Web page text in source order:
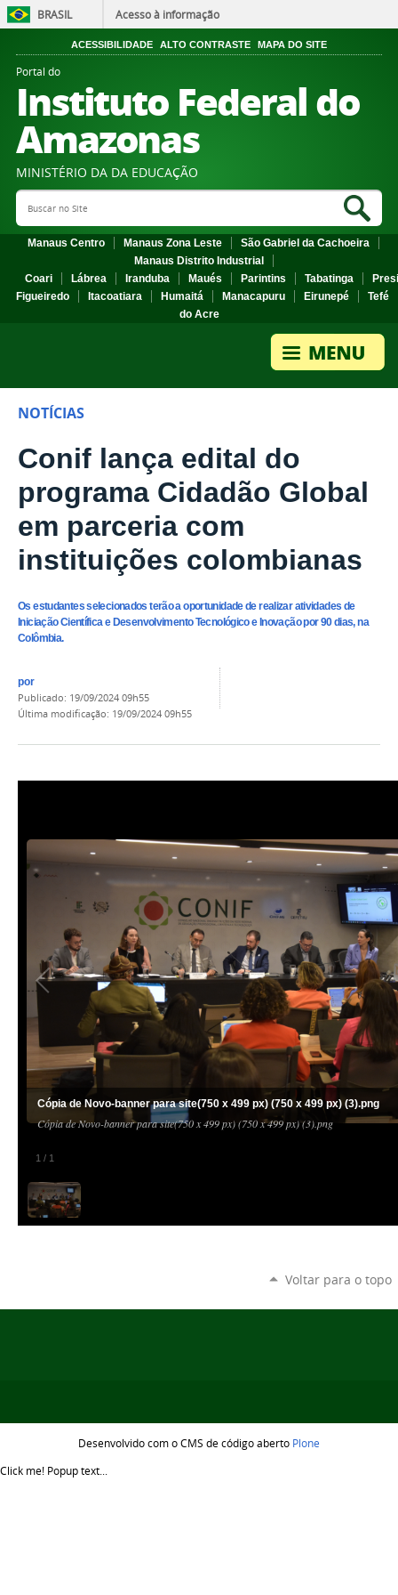
BRASIL Acesso à informação
ACESSIBILIDADE ALTO CONTRASTE MAPA DO SITE
Portal do
Instituto Federal do
Amazonas
MINISTÉRIO DA DA EDUCAÇÃO
Search Site
Manaus Centro Manaus Zona Leste
São Gabriel da Cachoeira
Manaus Distrito Industrial
Coari
Lábrea Iranduba Maués Parintins Tabatinga
Figueiredo
Itacoatiara Humaitá Manacapuru Eirunepé
Tefé
do Acre
NOTÍCIAS
Conif lança edital do
programa Cidadão Global
em parceria com
instituições colombianas
Os estudantes selecionados terão a oportunidade de realizar atividades de
Iniciação Científica e Desenvolvimento Tecnológico e Inovação por 90 dias, na
Colômbia.
por
publicado: 19/09/2024 09h55
última modificação: 19/09/2024 09h55
1 / 1
Cópia de Novo-banner para site(750 x 499 px) (750 x 499 px) (3).png
Cópia de Novo-banner para site(750 x 499 px) (750 x 499 px) (3).png
Voltar para o topo
Desenvolvido com o CMS de código aberto Plone
Click me! Popup text...